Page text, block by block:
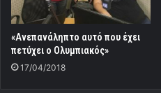
«Ανεπανάληπτο αυτό που έχει
πετύχει ο Ολυμπιακός»
17/04/2018